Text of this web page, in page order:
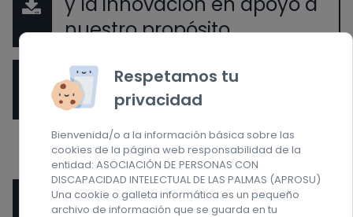
nuestro propósito
Transformación a través de
la Cultura
Planes de Vida
Automatización en la
Respetamos tu
privacidad
Bienvenida/o a la información básica sobre las
cookies de la página web responsabilidad de la
entidad: ASOCIACIÓN DE PERSONAS CON
DISCAPACIDAD INTELECTUAL DE LAS PALMAS (APROSU)
Una cookie o galleta informática es un pequeño
archivo de información que se guarda en tu